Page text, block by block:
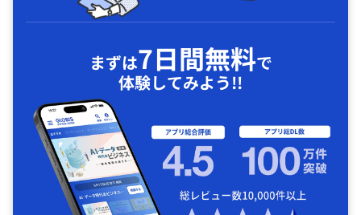
まずは7日間無料で
体験してみよう!!